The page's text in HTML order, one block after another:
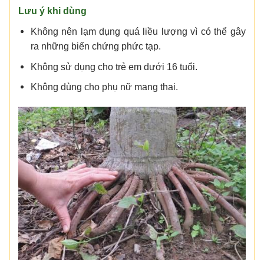
Lưu ý khi dùng
Không nên lạm dụng quá liều lượng vì có thể gây
ra những biến chứng phức tạp.
Không sử dụng cho trẻ em dưới 16 tuổi.
Không dùng cho phụ nữ mang thai.